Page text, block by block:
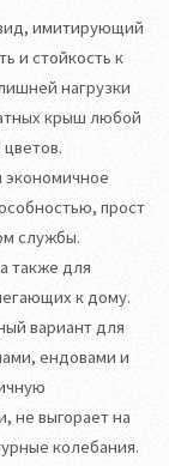
имитирующий
и стойкость к
нагрузки
крыш любой
прост
службы.
также для
к дому.
вариант для
ендовами и
не выгорает на
колебания.